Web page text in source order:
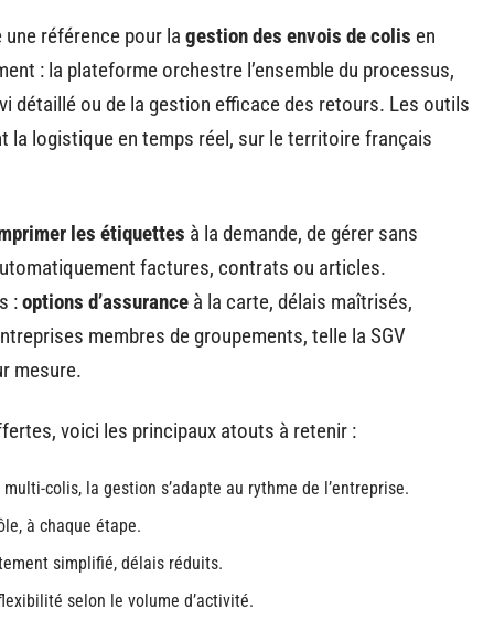
référence pour la gestion des envois de colis en
: la plateforme orchestre l’ensemble du processus,
détaillé ou de la gestion efficace des retours. Les outils
logistique en temps réel, sur le territoire français
les étiquettes à la demande, de gérer sans
factures, contrats ou articles.
:options d’assurance à la carte, délais maîtrisés,
membres de groupements, telle la SGV
mesure.
voici les principaux atouts à retenir :
colis, la gestion s’adapte au rythme de l’entreprise.
à chaque étape.
simplifié, délais réduits.
selon le volume d’activité.